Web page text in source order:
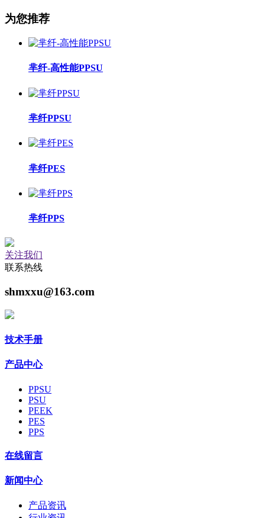
为您推荐
芈纤-高性能PPSU
芈纤PPSU
芈纤PES
芈纤PPS
关注我们
联系热线
shmxxu@163.com
技术手册
产品中心
PPSU
PSU
PEEK
PES
PPS
在线留言
新闻中心
产品资讯